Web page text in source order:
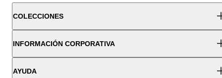
COLECCIONES
INFORMACIÓN CORPORATIVA
AYUDA